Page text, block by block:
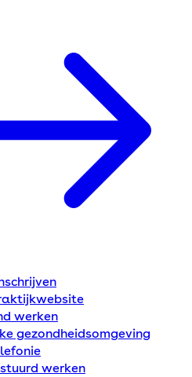
werken
gezondheidsomgeving
werken